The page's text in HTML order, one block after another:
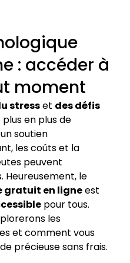
: accéder à
moment
stresset des défis
en plus de
soutien
les coûts et la
peuvent
Heureusement, le
gratuit en ligneest
pour tous.
les
et comment vous
précieuse sans frais.